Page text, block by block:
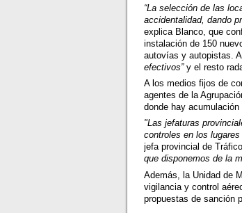
“La selección de las
accidentalidad, dando
explica Blanco, que
instalación de 150
autovías y autopistas.
efectivos”y el resto
A los medios fijos de
agentes de la
donde hay
"Las jefaturas
controles en los
jefa provincial de
que disponemos de la
Además, la Unidad de
vigilancia y control
propuestas de sanción